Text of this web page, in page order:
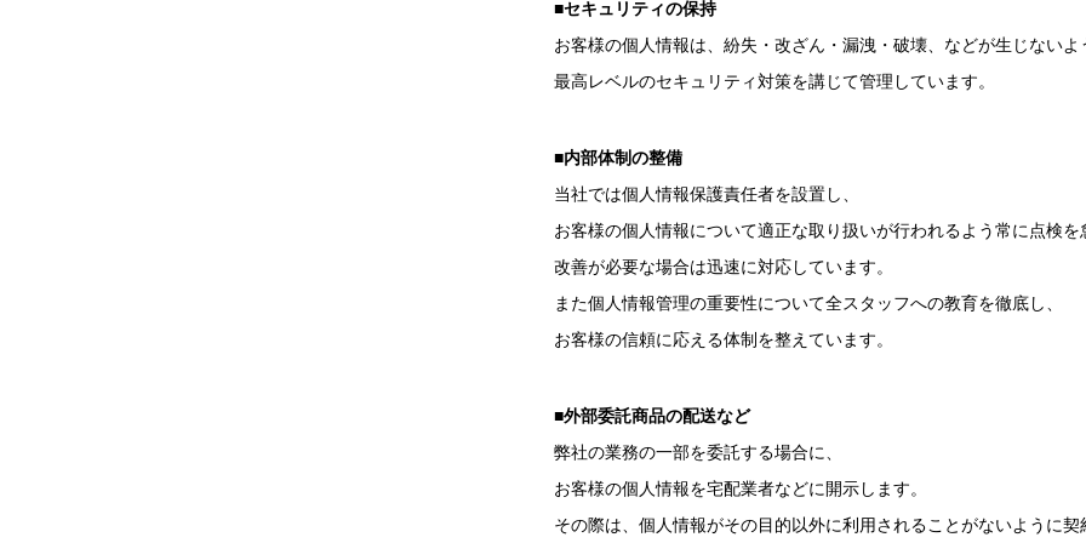
■セキュリティの保持
お客様の個人情報は、紛失・改ざん・漏洩・破壊、などが生じないよ
最高レベルのセキュリティ対策を講じて管理しています。
■内部体制の整備
当社では個人情報保護責任者を設置し、
お客様の個人情報について適正な取り扱いが行われるよう常に点検を
改善が必要な場合は迅速に対応しています。
また個人情報管理の重要性について全スタッフへの教育を徹底し、
お客様の信頼に応える体制を整えています。
■外部委託商品の配送など
弊社の業務の一部を委託する場合に、
お客様の個人情報を宅配業者などに開示します。
その際は、個人情報がその目的以外に利用されることがないように契